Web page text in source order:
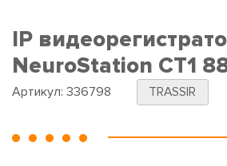
IP
NeuroStation CT1
Артикул: 336798 TRASSIR